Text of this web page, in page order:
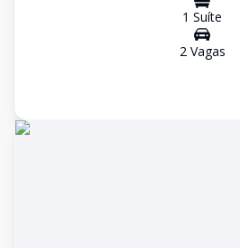
1 Suíte
2Vagas